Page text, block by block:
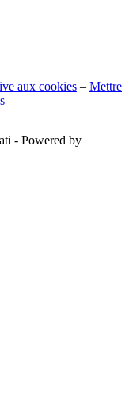
aux cookies – Mettre
- Powered by